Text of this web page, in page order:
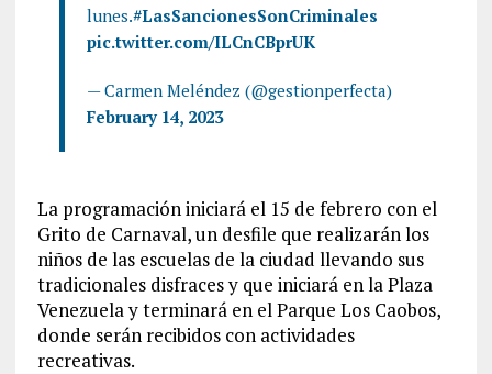
lunes.#LasSancionesSonCriminales
pic.twitter.com/ILCnCBprUK
— Carmen Meléndez (@gestionperfecta)
February 14, 2023
La programación iniciará el 15 de febrero con el
Grito de Carnaval, un desfile que realizarán los
niños de las escuelas de la ciudad llevando sus
tradicionales disfraces y que iniciará en la Plaza
Venezuela y terminará en el Parque Los Caobos,
donde serán recibidos con actividades
recreativas.